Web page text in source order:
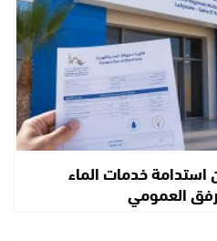
استدامة خدمات الماء
العمومي